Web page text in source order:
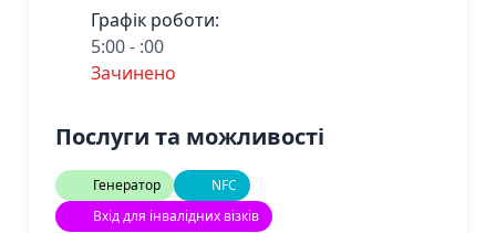
Графік роботи:
5:00 - :00
Зачинено
Послуги та можливості
Генератор
NFC
Вхід для інвалідних візків